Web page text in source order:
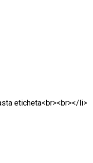
eticheta<br><br></li>